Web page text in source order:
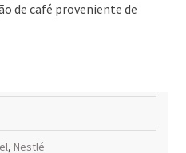
de café proveniente de
, Nestlé